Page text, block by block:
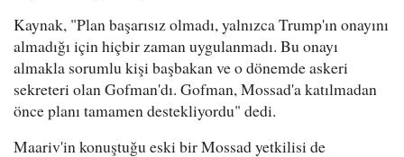
Kaynak, "Plan başarısız olmadı, yalnızca Trump'ın onayını
almadığı için hiçbir zaman uygulanmadı. Bu onayı
almakla sorumlu kişi başbakan ve o dönemde askeri
sekreteri olan Gofman'dı. Gofman, Mossad'a katılmadan
önce planı tamamen destekliyordu" dedi.
Maariv'in konuştuğu eski bir Mossad yetkilisi de